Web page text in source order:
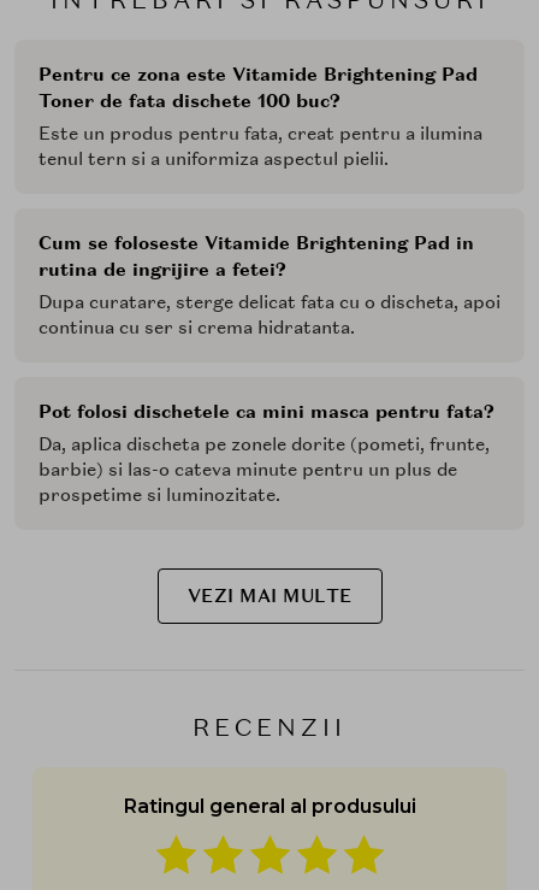
Pentru ce zona este Vitamide Brightening Pad
Toner de fata dischete 100 buc?
Este un produs pentru fata, creat pentru a ilumina
tenul tern si a uniformiza aspectul pielii.
Cum se foloseste Vitamide Brightening Pad in
rutina de ingrijire a fetei?
Dupa curatare, sterge delicat fata cu o discheta, apoi
continua cu ser si crema hidratanta.
Pot folosi dischetele ca mini masca pentru fata?
Da, aplica discheta pe zonele dorite (pometi, frunte,
barbie) si las-o cateva minute pentru un plus de
prospetime si luminozitate.
VEZI MAI MULTE
RECENZII
Ratingul general al produsului